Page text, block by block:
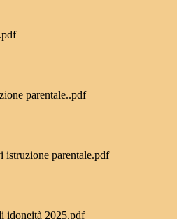
parentale..pdf
parentale.pdf
idoneità 2025.pdf